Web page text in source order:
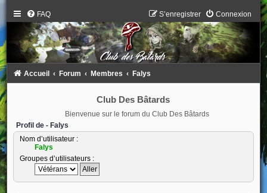
FAQ Connexion
S’enregistrer
Accueil Forum Membres Falys
Club Des Bâtards
Bienvenue sur le forum du Club Des Bâtards
Profil de - Falys
Nom d’utilisateur :
Falys
Groupes d’utilisateurs :